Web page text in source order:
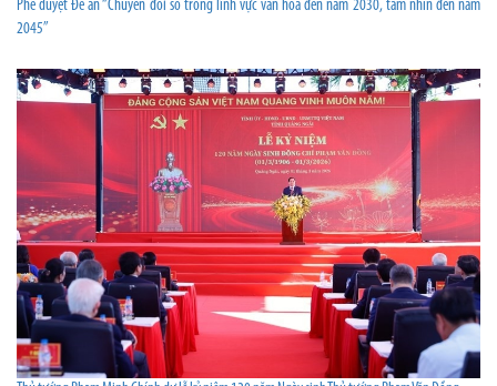
Phê duyệt Đề án “Chuyển đổi số trong lĩnh vực văn hóa đến năm 2030, tầm nhìn đến năm
2045”